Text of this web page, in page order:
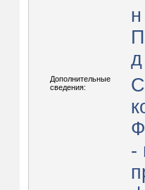
Дополнительные
сведения:
-